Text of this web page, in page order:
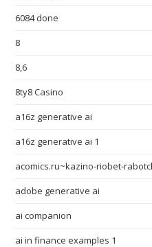
6084 done
8
8,6
8ty8 Casino
a16z generative ai
a16z generative ai 1
acomics.ru~kazino-riobet-
adobe generative ai
ai companion
ai in finance examples 1